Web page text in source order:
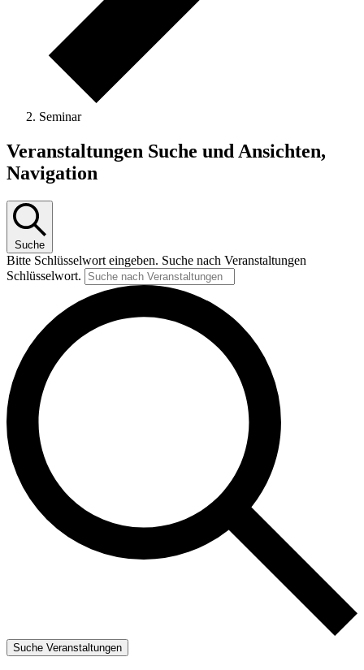
Seminar
Veranstaltungen Suche und Ansichten,
Navigation
Suche
Bitte Schlüsselwort eingeben. Suche nach Veranstaltungen
Schlüsselwort.
Suche Veranstaltungen